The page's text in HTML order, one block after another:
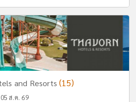
and Resorts(15)
ส.ค. 69